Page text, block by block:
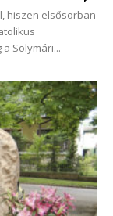
hiszen elsősorban
Solymári...